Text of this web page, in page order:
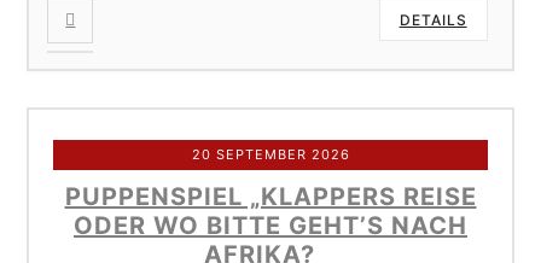
DETAILS
20 SEPTEMBER 2026
PUPPENSPIEL „KLAPPERS REISE
ODER WO BITTE GEHT’S NACH
AFRIKA?